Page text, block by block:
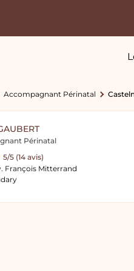
Accompagnant Périnatal
Périnatal
5/5 (14 avis)
François Mitterrand